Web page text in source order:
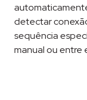
detectar
sequência
manual ou entre